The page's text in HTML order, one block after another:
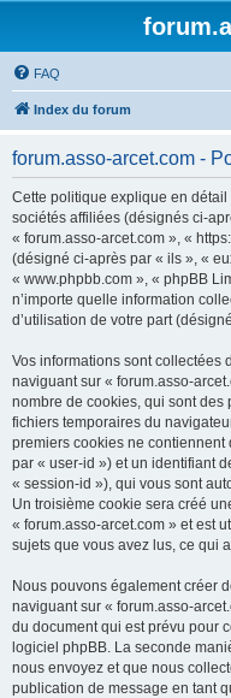
FAQ
Index du forum
forum.asso-arcet.com -
Cette politique explique en
sociétés affiliées (désignés ci-
« forum.asso-arcet.com », «
(désigné ci-après par « ils », «
« www.phpbb.com », « phpBB
n’importe quelle information
d’utilisation de votre part
Vos informations sont collectées
naviguant sur « forum.asso-
nombre de cookies, qui sont des
fichiers temporaires du
premiers cookies ne contiennent
par « user-id ») et un identifiant
« session-id »), qui vous sont
Un troisième cookie sera créé
« forum.asso-arcet.com » et est
sujets que vous avez lus, ce qui
Nous pouvons également créer
naviguant sur « forum.asso-
du document qui est prévu pour
logiciel phpBB. La seconde
nous envoyez et que nous
publication de message en tant